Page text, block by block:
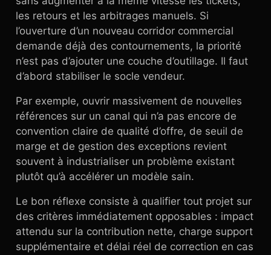
les retours et les arbitrages manuels. Si
l’ouverture d’un nouveau corridor commercial
demande déjà des contournements, la priorité
n’est pas d’ajouter une couche d’outillage. Il faut
d’abord stabiliser le socle vendeur.
Par exemple, ouvrir massivement de nouvelles
références sur un canal qui n’a pas encore de
convention claire de qualité d’offre, de seuil de
marge et de gestion des exceptions revient
souvent à industrialiser un problème existant
plutôt qu’à accélérer un modèle sain.
Le bon réflexe consiste à qualifier tout projet sur
des critères immédiatement opposables : impact
attendu sur la contribution nette, charge support
supplémentaire et délai réel de correction en cas